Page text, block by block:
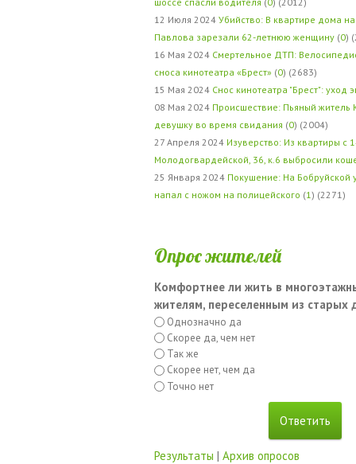
12 Июля 2024 Убийство: В квартире дома
Павлова зарезали 62-летнюю женщину (0)
16 Мая 2024 Смертельное ДТП:
сноса кинотеатра «Брест» (0) (2683)
15 Мая 2024 Снос кинотеатра "Брест": уход
08 Мая 2024 Происшествие: Пьяный житель
девушку во время свидания (0) (2004)
27 Апреля 2024 Изуверство: Из квартиры с
Молодогвардейской, 36, к.6 выбросили
25 Января 2024 Покушение: На Бобруйской
напал с ножом на полицейского (1 ) (2271)
Опрос жителей
Комфортнее ли жить в
жителям, переселенным из старых
Однозначно да
Скорее да, чем нет
Так же
Скорее нет, чем да
Точно нет
Результаты | Архив опросов